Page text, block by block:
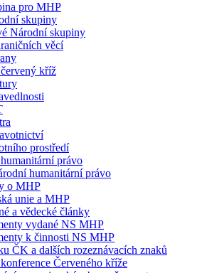
pro MHP
skupiny
Národní skupiny
věcí
kříž
prostředí
právo
humanitární právo
o MHP
unie a MHP
a vědecké články
vydané NS MHP
k činnosti NS MHP
ČK a dalších rozeznávacích znaků
Červeného kříže